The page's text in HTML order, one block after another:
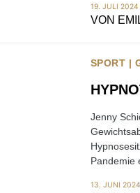
19. JULI 2024
VON
SPORT |
Jenny
Pandemie
13. JUNI 2024